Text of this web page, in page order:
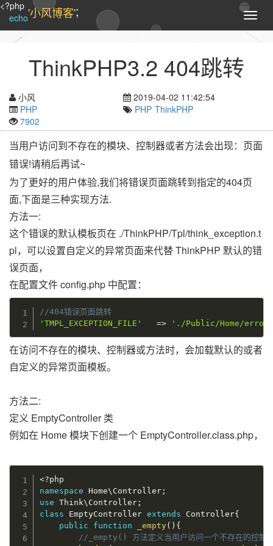
T
o
g
g
a
i
o
<?php
echo'小风博客';
ThinkPHP3.2 404跳转
小风
2019-04-02 11:42:54
PHP
PHP ThinkPHP
7902
当用户访问到不存在的模块、控制器或者方法会出现：页面
错误!请稍后再试~
为了更好的用户体验,我们将错误页面跳转到指定的404页
面,下面是三种实现方法.
方法一:
这个错误的默认模板页在 ./ThinkPHP/Tpl/think_exception.t
pl，可以设置自定义的异常页面来代替 ThinkPHP 默认的错
误页面，
在配置文件 config.php 中配置：
//404错误页面跳转
'TMPL_EXCEPTION_FILE'
=> './Public/Home/
在访问不存在的模块、控制器或方法时，会加载默认的或者
自定义的异常页面模板。
方法二:
定义 EmptyController 类
例如在 Home 模块下创建一个 EmptyController.class.php，
<?php
namespace
Home\ Controller ;
use
Think\ Controller ;
class
EmptyController extends Controller{
public
function _empty( ) {
//_empty() 方法定义当用户访问一个不存在的控制